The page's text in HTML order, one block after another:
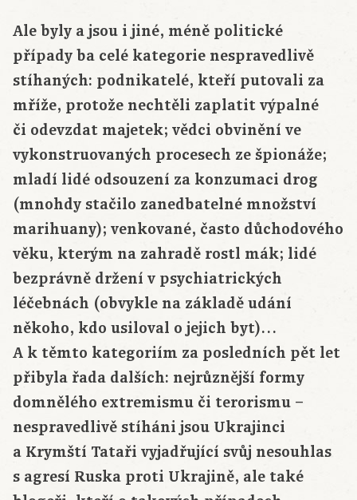
Ale byly a jsou i jiné, méně politické
případy ba celé kategorie nespravedlivě
stíhaných: podnikatelé, kteří putovali za
mříže, protože nechtěli zaplatit výpalné
či odevzdat majetek; vědci obvinění ve
vykonstruovaných procesech ze špionáže;
mladí lidé odsouzení za konzumaci drog
(mnohdy stačilo zanedbatelné množství
marihuany); venkované, často důchodového
věku, kterým na zahradě rostl mák; lidé
bezprávně držení v psychiatrických
léčebnách (obvykle na základě udání
někoho, kdo usiloval o jejich byt)…
A k těmto kategoriím za posledních pět let
přibyla řada dalších: nejrůznější formy
domnělého extremismu či terorismu –
nespravedlivě stíháni jsou Ukrajinci
a Krymští Tataři vyjadřující svůj nesouhlas
s agresí Ruska proti Ukrajině, ale také